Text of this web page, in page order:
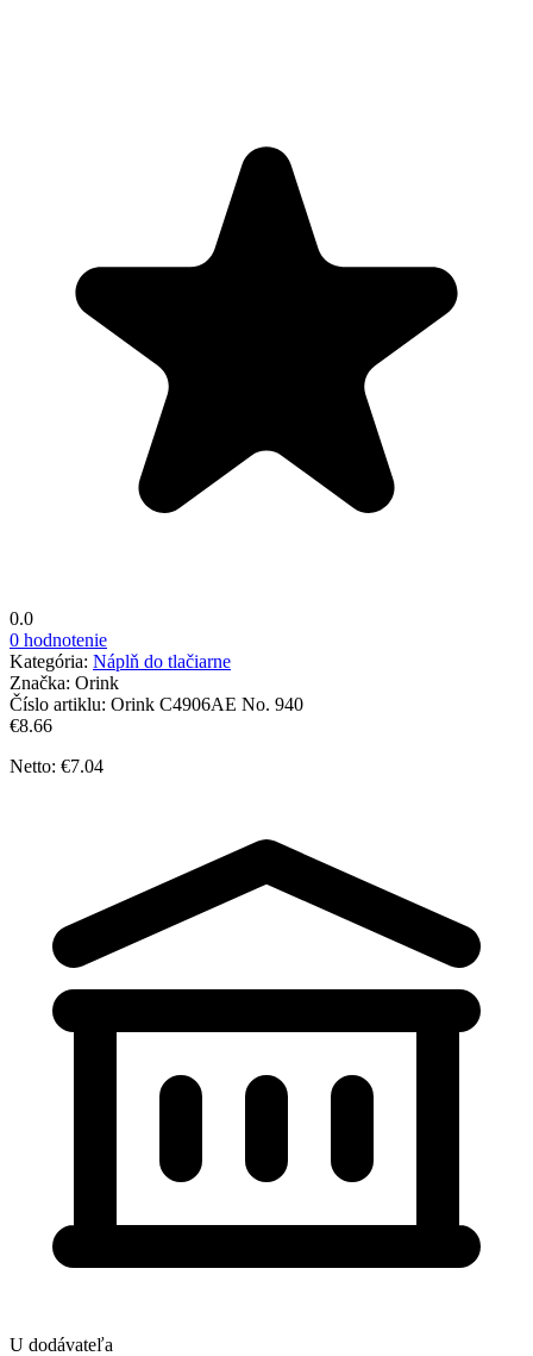
0.0
0 hodnotenie
Kategória: Náplň do tlačiarne
Značka: Orink
Číslo artiklu: Orink C4906AE No. 940
€8.66
Netto: €7.04
U dodávateľa